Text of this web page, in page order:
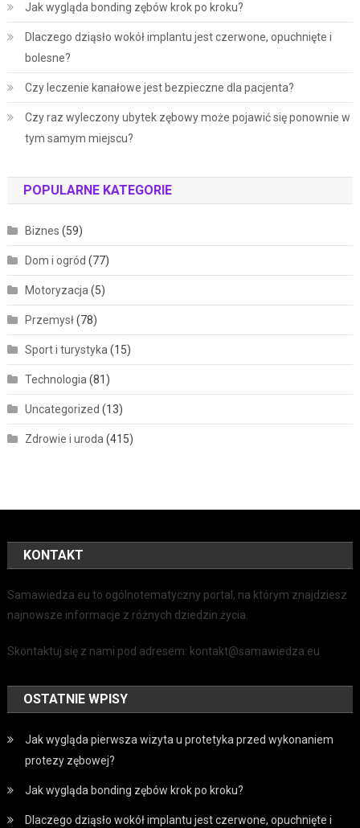
Jak wygląda bonding zębów krok po kroku?
Dlaczego dziąsło wokół implantu jest czerwone, opuchnięte i
bolesne?
Czy leczenie kanałowe jest bezpieczne dla pacjenta?
Czy raz wyleczony ubytek zębowy może pojawić się ponownie w
tym samym miejscu?
POPULARNE KATEGORIE
Biznes (59)
Dom i ogród (77)
Motoryzacja(5)
Przemysł(78)
Sport i turystyka(15)
Technologia(81)
Uncategorized (13)
Zdrowie i uroda(415)
KONTAKT
Samawiedza.eu to ogólnotematyczny portal, na którym znajdziesz
najnowsze informacje z różnych dziedzin życia.
Skontaktuj się z nami pod adresem: kontakt@samawiedza.eu
OSTATNIE WPISY
Jak wygląda pierwsza wizyta u protetyka przed wykonaniem
protezy zębowej?
Jak wygląda bonding zębów krok po kroku?
Dlaczego dziąsło wokół implantu jest czerwone, opuchnięte i